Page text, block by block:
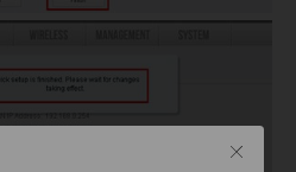
Close